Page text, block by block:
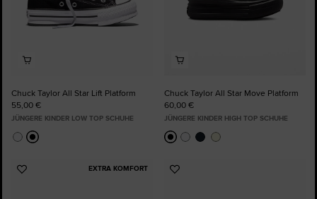
Chuck Taylor All Star Lift Platform
55,00 €
JÜNGERE KINDER LOW TOP SCHUHE
Chuck Taylor All Star Move Platform
60,00 €
JÜNGERE KINDER HIGH TOP SCHUHE
EXTRA KOMFORT
Zu
Zu